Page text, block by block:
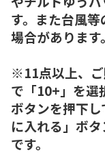
す。また台風
場合があります。
※11点以上、
で「10+」を選
ボタンを押下
に入れる」ボ
です。